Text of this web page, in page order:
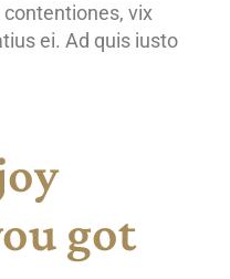
vix
ei. Ad quis iusto
got